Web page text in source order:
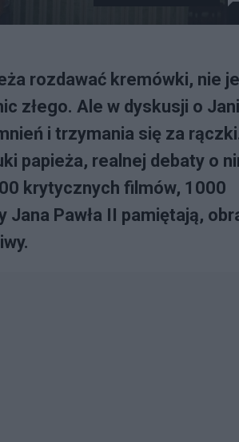
rozdawać kremówki, nie
złego. Ale w dyskusji o
i trzymania się za
papieża, realnej debaty o
krytycznych filmów, 1000
Pawła II pamiętają,